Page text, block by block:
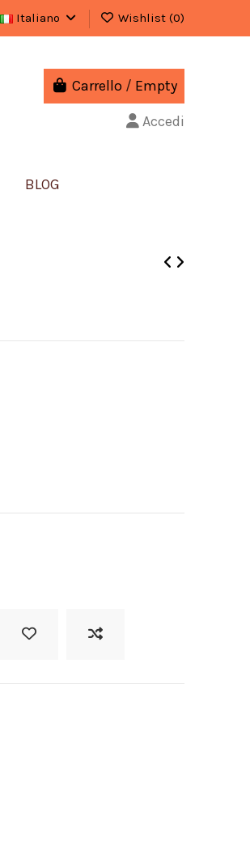
Italiano Wishlist (0)
Carrello / Empty
Accedi
BLOG